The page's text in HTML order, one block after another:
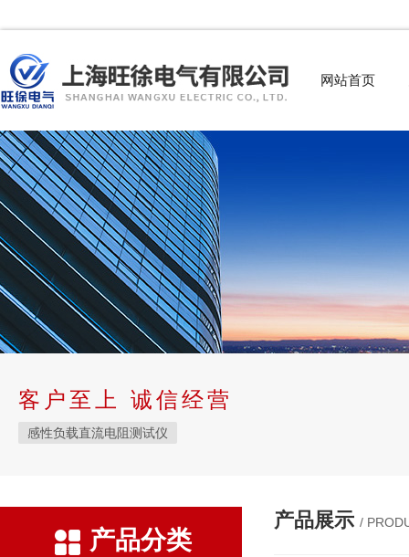
网站首页
客户至上 诚信经营
感性负载直流电阻测试仪
产品分类
产品展示 /